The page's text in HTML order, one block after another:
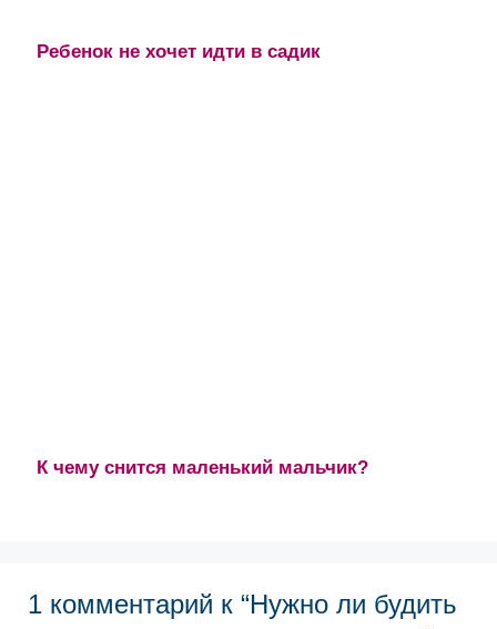
Ребенок не хочет идти в садик
К чему снится маленький мальчик?
1 комментарий к “Нужно ли будить